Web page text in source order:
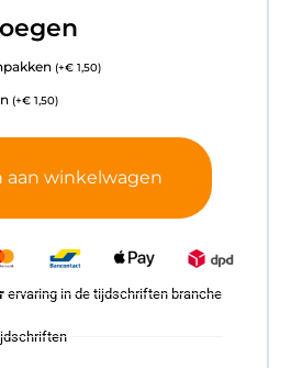
(+€ 1,50)
(+€ 1,50)
aan winkelwagen
ervaring in de tijdschriften branche